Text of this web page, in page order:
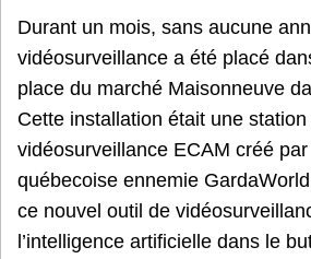
Durant un mois, sans aucune
vidéosurveillance a été placé
place du marché Maisonneuve
Cette installation était une station
vidéosurveillance ECAM créé
québecoise ennemie
ce nouvel outil de
l’intelligence artificielle dans le